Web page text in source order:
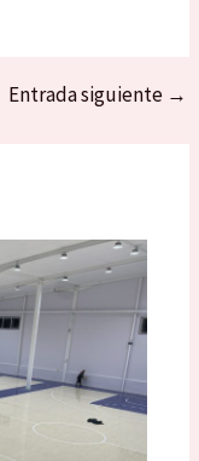
Entrada siguiente →